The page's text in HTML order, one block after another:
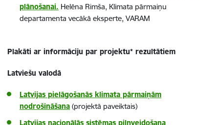
plānošanai. Helēna Rimša, Klimata pārmaiņu
departamenta vecākā eksperte, VARAM
Plakāti ar informāciju par projektu* rezultātiem
Latviešu valodā
Latvijas pielāgošanās klimata pārmaiņām
nodrošināšana (projektā paveiktais)
Latvijas nacionālās sistēmas pilnveidošana